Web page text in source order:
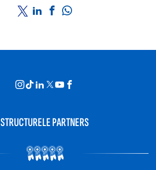
STRUCTURELE PARTNERS